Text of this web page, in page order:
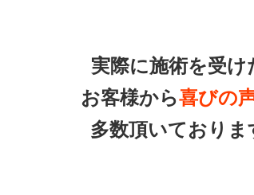
実際に施術を受け
お客様から喜びの
多数頂いておりま